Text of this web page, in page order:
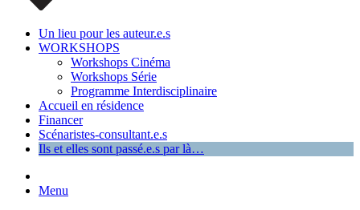
Un lieu pour les auteur.e.s
WORKSHOPS
Workshops Cinéma
Workshops Série
Programme Interdisciplinaire
Accueil en résidence
Financer
Scénaristes-consultant.e.s
Ils et elles sont passé.e.s par là…
Menu